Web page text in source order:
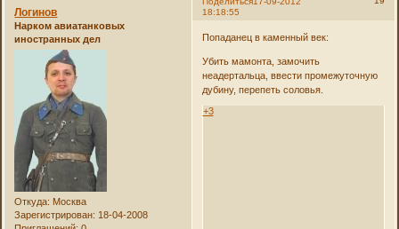
18:18:55
Логинов
Нарком авиатанковых
иностранных дел
Откуда: Москва
Зарегистрирован: 18-04-2008
Попаданец в каменный век:
Убить мамонта, замочить
неадертальца, ввести промежуточную
дубину, перепеть соловья.
+3